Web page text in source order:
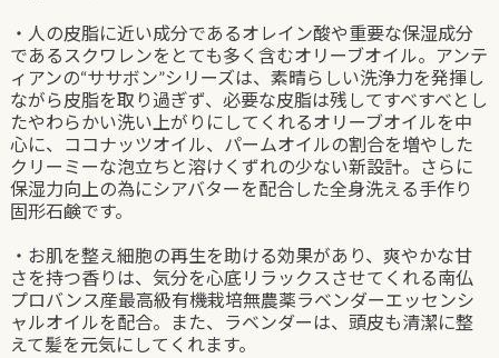
・人の皮脂に近い成分であるオレイン酸や重要な保湿成分
であるスクワレンをとても多く含むオリーブオイル。アンテ
ィアンの“ササボン”シリーズは、素晴らしい洗浄力を発揮し
ながら皮脂を取り過ぎず、必要な皮脂は残してすべすべとし
たやわらかい洗い上がりにしてくれるオリーブオイルを中
心に、ココナッツオイル、パームオイルの割合を増やした
クリーミーな泡立ちと溶けくずれの少ない新設計。さらに
保湿力向上の為にシアバターを配合した全身洗える手作り
固形石鹸です。
・お肌を整え細胞の再生を助ける効果があり、爽やかな甘
さを持つ香りは、気分を心底リラックスさせてくれる南仏
プロバンス産最高級有機栽培無農薬ラベンダーエッセンシ
ャルオイルを配合。また、ラベンダーは、頭皮も清潔に整
えて髪を元気にしてくれます。